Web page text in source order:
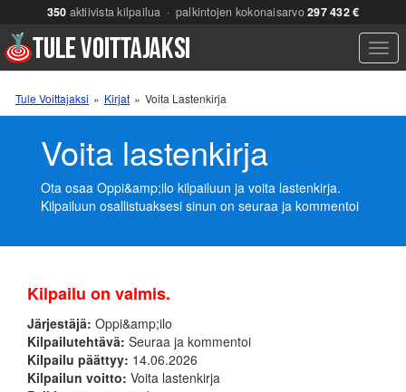
350 aktiivista kilpailua · palkintojen kokonaisarvo297 432 €
Tule Voittajaksi » Kirjat » Voita Lastenkirja
Voita lastenkirja
Ota osaa Oppi&amp;ilo kilpailuun ja voita lastenkirja.
Kilpailuun osallistuaksesi sinun on seuraa ja kommentoi
Kilpailu on valmis.
Järjestäjä: Oppi&amp;ilo
Kilpailutehtävä: Seuraa ja kommentoi
Kilpailu päättyy: 14.06.2026
Kilpailun voitto: Voita lastenkirja